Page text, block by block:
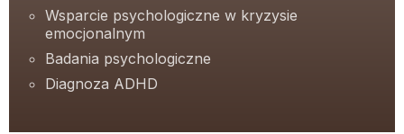
Wsparcie psychologiczne w kryzysie
emocjonalnym
Badania psychologiczne
Diagnoza ADHD